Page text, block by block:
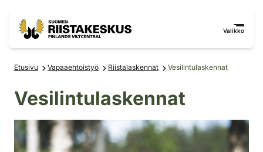
Valikko
Etusivu Vapaaehtoistyö Riistalaskennat Vesilintulaskennat
Vesilintulaskennat